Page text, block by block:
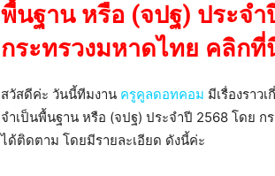
พื้นฐาน หรือ (จปฐ) ประจ
กระทรวงมหาดไทย คลิกที่
สวัสดีค่ะ วันนี้ทีมงาน ครูคูลดอทคอม มีเรื่องราว
จำเป็นพื้นฐาน หรือ (จปฐ) ประจำปี 2568 โดย
ได้ติดตาม โดยมีรายละเอียด ดังนี้ค่ะ